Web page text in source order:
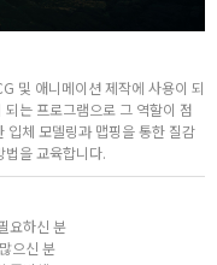
및 애니메이션 제작에 사용이 되
는 프로그램으로 그 역할이 점
입체 모델링과 맵핑을 통한 질감
을 교육합니다.
요하신 분
으신 분